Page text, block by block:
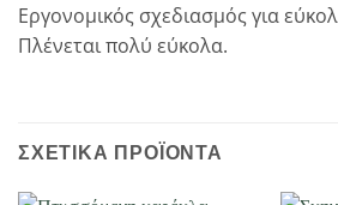
Εργονομικός σχεδιασμός για
Πλένεται πολύ εύκολα.
ΣΧΕΤΙΚΆ ΠΡΟΪΌΝΤΑ